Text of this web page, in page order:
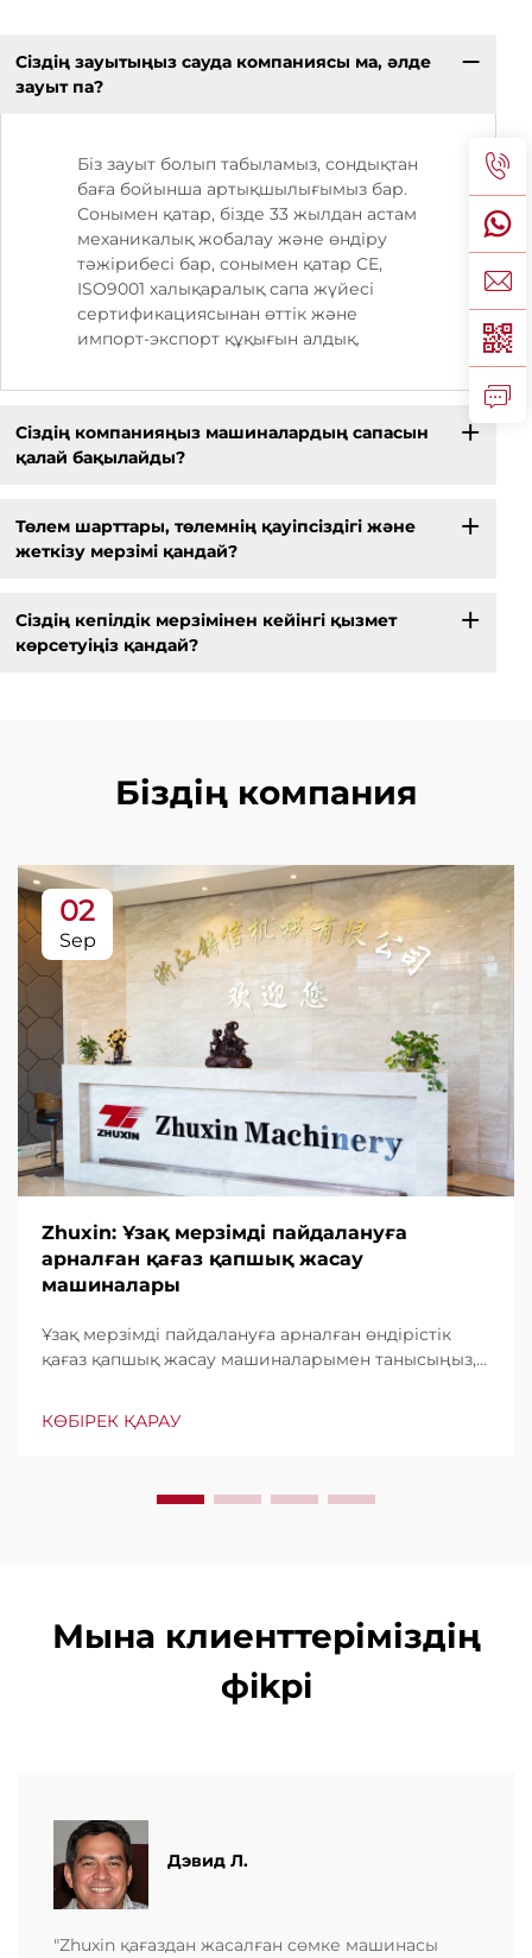
Сіздің зауытыңыз сауда компаниясы ма, әлде
зауыт па?
Біз зауыт болып табыламыз, сондықтан
баға бойынша артықшылығымыз бар.
Сонымен қатар, бізде 33 жылдан астам
механикалық жобалау және өндіру
тәжірибесі бар, сонымен қатар CE,
ISO9001 халықаралық сапа жүйесі
сертификациясынан өттік және
импорт-экспорт құқығын алдық.
Сіздің компанияңыз машиналардың сапасын
қалай бақылайды?
Төлем шарттары, төлемнің қауіпсіздігі және
жеткізу мерзімі қандай?
Сіздің кепілдік мерзімінен кейінгі қызмет
көрсетуіңіз қандай?
Біздің компания
02
Sep
Zhuxin: Ұзақ мерзімді пайдалануға
арналған қағаз қапшық жасау
машиналары
Ұзақ мерзімді пайдалануға арналған өндірістік
қағаз қапшық жасау машиналарымен танысыңыз,
жеңілдігі мен аз үзіліс уақыты үшін сенімді. Білікті
КӨБІРЕК ҚАРАУ
Мына клиенттеріміздің
фikрi
Дэвид Л.
"Zhuxin қағаздан жасалған сөмке машинасы